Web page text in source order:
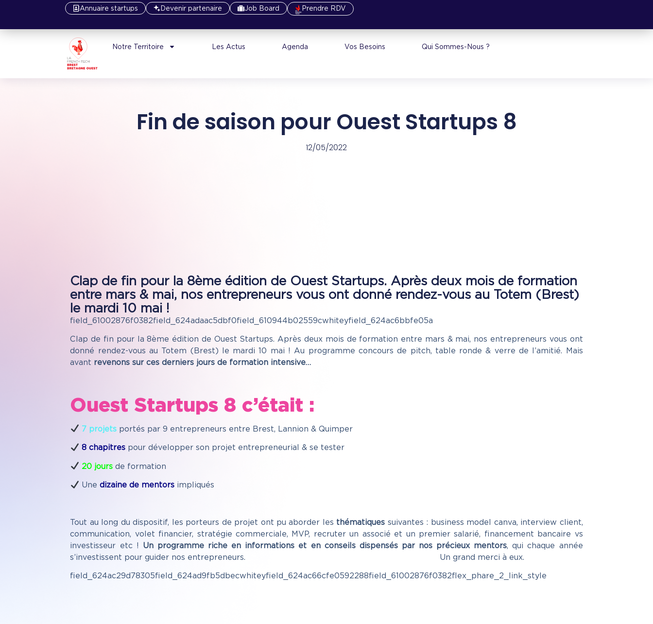
Annuaire startups Devenir partenaire Job Board Prendre RDV
Notre Territoire Les Actus Agenda Vos Besoins Qui Sommes-Nous ?
Fin de saison pour Ouest Startups 8
12/05/2022
Clap de fin pour la 8ème édition de Ouest Startups. Après deux mois de formation
entre mars & mai, nos entrepreneurs vous ont donné rendez-vous au Totem (Brest)
le mardi 10 mai !
field_61002876f0382field_624adaac5dbf0field_610944b02559cwhiteyfield_624ac6bbfe05a
Clap de fin pour la 8ème édition de Ouest Startups. Après deux mois de formation entre mars & mai, nos entrepreneurs vous ont
donné rendez-vous au Totem (Brest) le mardi 10 mai ! Au programme concours de pitch, table ronde & verre de l’amitié. Mais
avant revenons sur ces derniers jours de formation intensive…
Ouest Startups 8 c’était :
7 projets portés par 9 entrepreneurs entre Brest, Lannion & Quimper
8 chapitres pour développer son projet entrepreneurial & se tester
20 joursde formation
Une dizaine de mentorsimpliqués
Tout au long du dispositif, les porteurs de projet ont pu aborder les thématiques suivantes : business model canva, interview client,
communication, volet financier, stratégie commerciale, MVP, recruter un associé et un premier salarié, financement bancaire vs
investisseur etc ! Un programme riche en informations et en conseils dispensés par nos précieux mentors, qui chaque année
s’investissent pour guider nos entrepreneurs. Un grand merci à eux.
field_624ac29d78305field_624ad9fb5dbecwhiteyfield_624ac66cfe0592288field_61002876f0382flex_phare_2_link_style